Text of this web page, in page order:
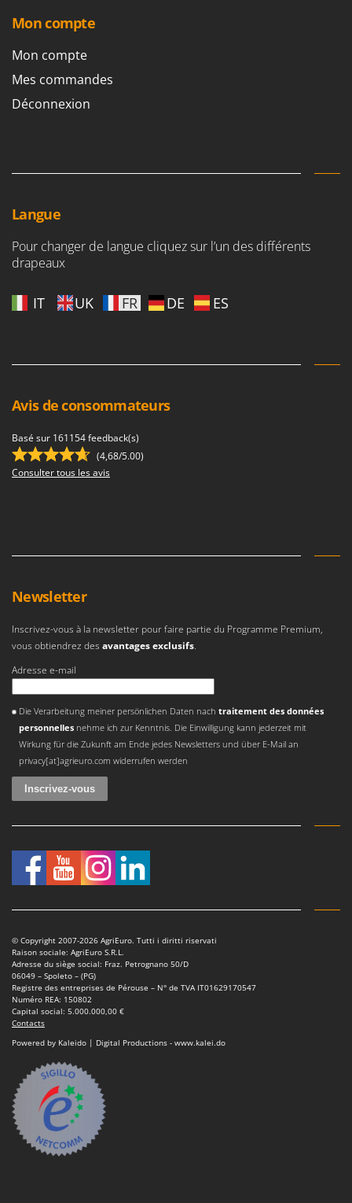
Mon compte
Mon compte
Mes commandes
Déconnexion
Langue
Pour changer de langue cliquez sur l’un des différents
drapeaux
IT UK FR DE ES
Avis de consommateurs
Basé sur 161154 feedback(s)
(4,68/5.00)
Consulter tous les avis
Newsletter
Inscrivez-vous à la newsletter pour faire partie du Programme Premium,
vous obtiendrez des avantages exclusifs.
Adresse e-mail
Die Verarbeitung meiner persönlichen Daten nach traitement des données
personnellesnehme ich zur Kenntnis. Die Einwilligung kann jederzeit mit
Wirkung für die Zukunft am Ende jedes Newsletters und über E-Mail an
privacy[at]agrieuro.com widerrufen werden
© Copyright 2007-2026 AgriEuro. Tutti i diritti riservati
Raison sociale: AgriEuro S.R.L.
Adresse du siège social: Fraz. Petrognano 50/D
06049 – Spoleto – (PG)
Registre des entreprises de Pérouse – N° de TVA IT01629170547
Numéro REA: 150802
Capital social: 5.000.000,00 €
Contacts
Powered by Kaleido | Digital Productions - www.kalei.do